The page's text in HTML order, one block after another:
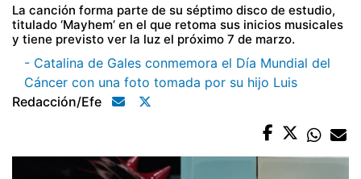
La canción forma parte de su séptimo disco de estudio,
titulado ‘Mayhem’ en el que retoma sus inicios musicales
y tiene previsto ver la luz el próximo 7 de marzo.
- Catalina de Gales conmemora el Día Mundial del
Cáncer con una foto tomada por su hijo Luis
Redacción/efe